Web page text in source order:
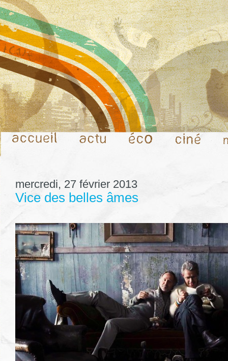
mercredi, 27 février 2013
Vice des belles âmes